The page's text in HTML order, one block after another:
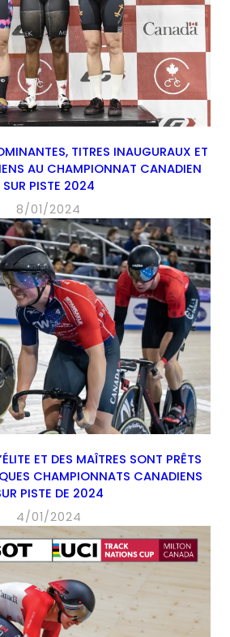
TITRES INAUGURAUX ET
AU CHAMPIONNAT CANADIEN
SUR PISTE 2024
8/01/2024
ET DES MAÎTRES SONT PRÊTS
CHAMPIONNATS CANADIENS
PISTE DE 2024
4/01/2024